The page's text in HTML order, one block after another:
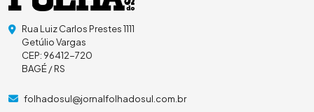
Rua Luiz Carlos Prestes 1111
Getúlio Vargas
CEP: 96412-720
BAGÉ / RS
folhadosul@jornalfolhadosul.com.br